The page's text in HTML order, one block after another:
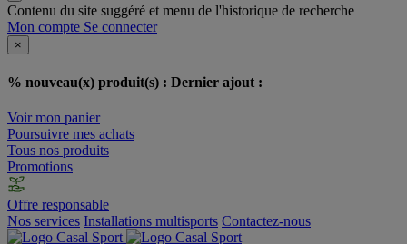
Contenu du site suggéré et menu de l'historique de recherche
Mon compte Se connecter
×
% nouveau(x) produit(s) : Dernier ajout :
Voir mon panier
Poursuivre mes achats
Tous nos produits
Promotions
Offre responsable
Nos services Installations multisports Contactez-nous